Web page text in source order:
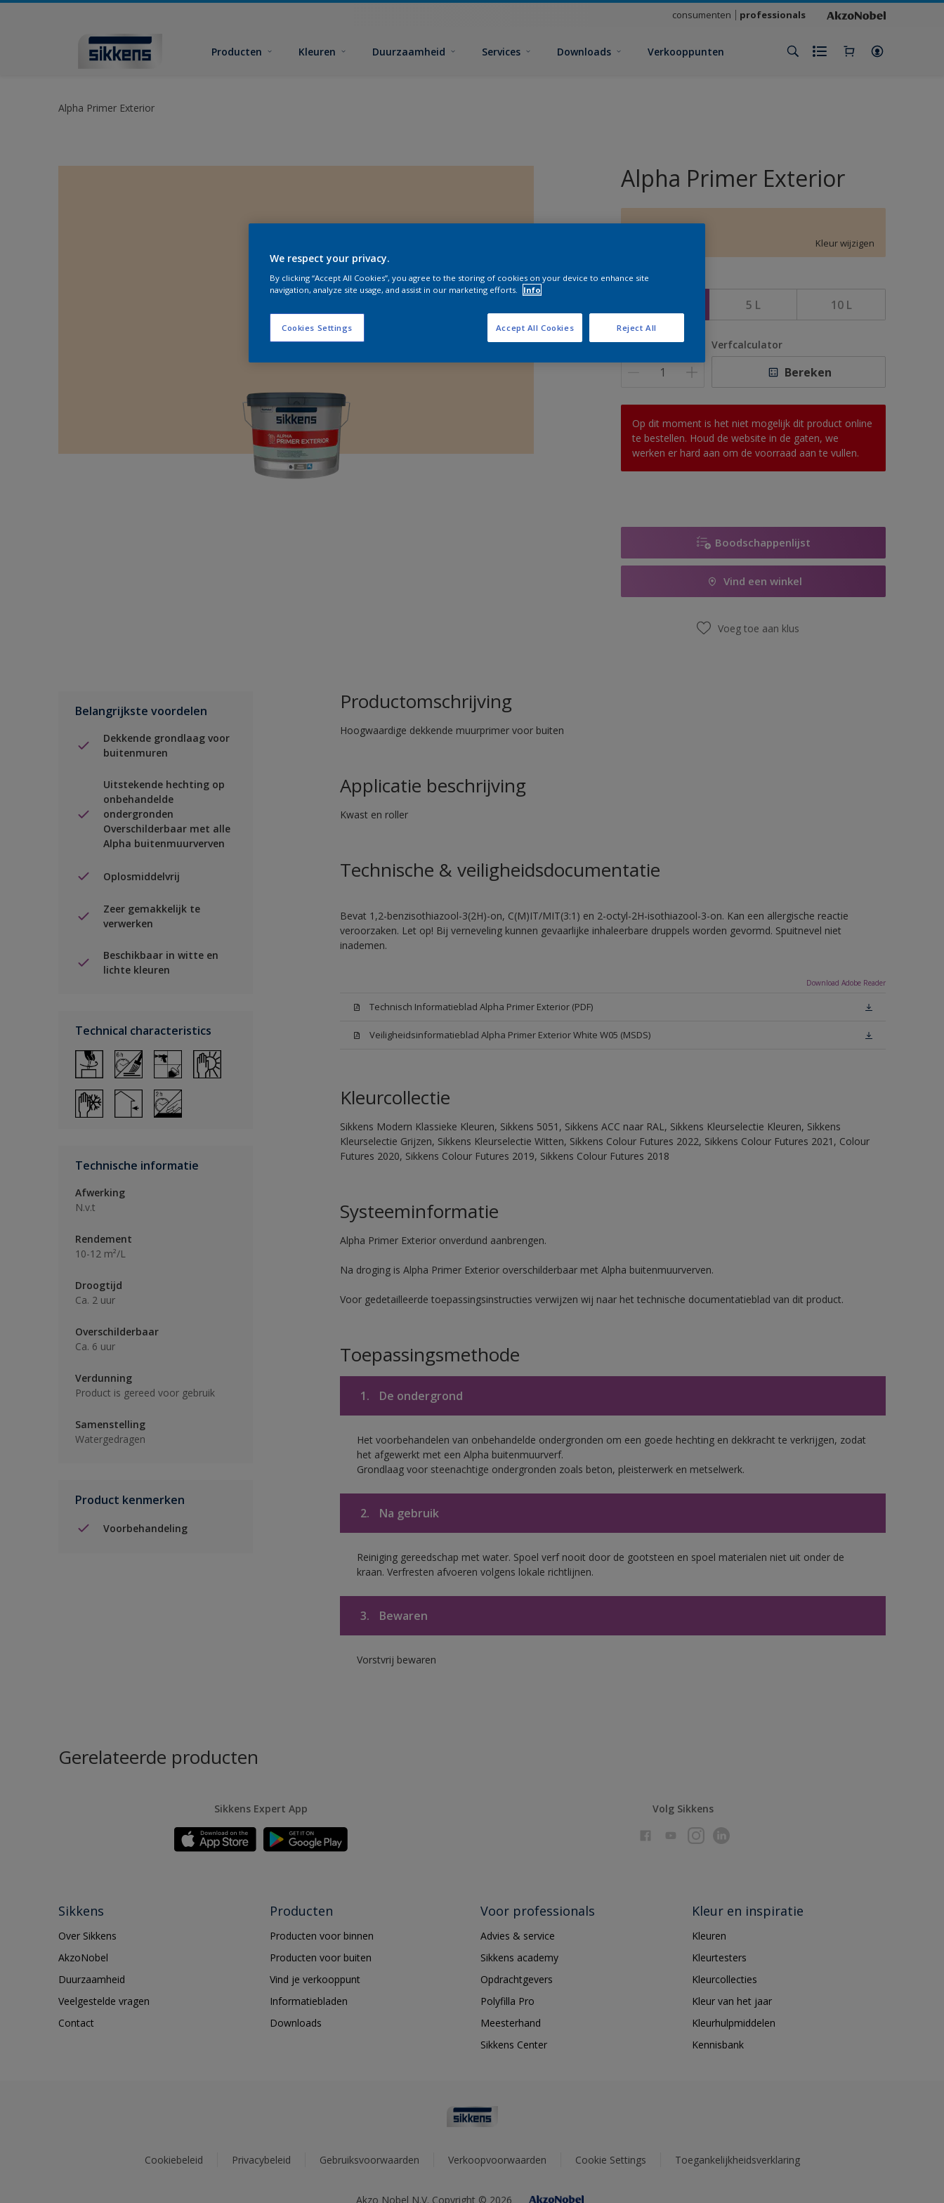
consumenten professionals
Producten Kleuren Duurzaamheid Services Downloads Verkooppunten
Alpha Primer Exterior
Alpha Primer Exterior
E7.11.83
Kleur wijzigen
Grootte
5 L 10 L
Aantal Verfcalculator
Bereken
Op dit moment is het niet mogelijk dit product online
te bestellen. Houd de website in de gaten, we
werken er hard aan om de voorraad aan te vullen.
Boodschappenlijst
Vind een winkel
Voeg toe aan klus
Belangrijkste voordelen
Dekkende grondlaag voor
buitenmuren
Uitstekende hechting op
onbehandelde
ondergronden
Overschilderbaar met alle
Alpha buitenmuurverven
Oplosmiddelvrij
Zeer gemakkelijk te
verwerken
Beschikbaar in witte en
lichte kleuren
Technical characteristics
Technische informatie
Afwerking
N.v.t
Rendement
10-12 m²/L
Droogtijd
Ca. 2 uur
Overschilderbaar
Ca. 6 uur
Verdunning
Product is gereed voor gebruik
Samenstelling
Watergedragen
Product kenmerken
Voorbehandeling
Productomschrijving
Hoogwaardige dekkende muurprimer voor buiten
Applicatie beschrijving
Kwast en roller
Technische & veiligheidsdocumentatie
Bevat 1,2-benzisothiazool-3(2H)-on, C(M)IT/MIT(3:1) en 2-octyl-2H-isothiazool-3-on. Kan een allergische reactie
veroorzaken. Let op! Bij verneveling kunnen gevaarlijke inhaleerbare druppels worden gevormd. Spuitnevel niet
inademen.
Download Adobe Reader
Technisch Informatieblad Alpha Primer Exterior (PDF)
Veiligheidsinformatieblad Alpha Primer Exterior White W05 (MSDS)
Kleurcollectie
Sikkens Modern Klassieke Kleuren, Sikkens 5051, Sikkens ACC naar RAL, Sikkens Kleurselectie Kleuren, Sikkens
Kleurselectie Grijzen, Sikkens Kleurselectie Witten, Sikkens Colour Futures 2022, Sikkens Colour Futures 2021, Colour
Futures 2020, Sikkens Colour Futures 2019, Sikkens Colour Futures 2018
Systeeminformatie
Alpha Primer Exterior onverdund aanbrengen.
Na droging is Alpha Primer Exterior overschilderbaar met Alpha buitenmuurverven.
Voor gedetailleerde toepassingsinstructies verwijzen wij naar het technische documentatieblad van dit product.
Toepassingsmethode
1. De ondergrond
Het voorbehandelen van onbehandelde ondergronden om een goede hechting en dekkracht te verkrijgen, zodat
het afgewerkt met een Alpha buitenmuurverf.
Grondlaag voor steenachtige ondergronden zoals beton, pleisterwerk en metselwerk.
2. Na gebruik
Reiniging gereedschap met water. Spoel verf nooit door de gootsteen en spoel materialen niet uit onder de
kraan. Verfresten afvoeren volgens lokale richtlijnen.
3. Bewaren
Vorstvrij bewaren
Gerelateerde producten
Sikkens Expert App Volg Sikkens
Sikkens
Over Sikkens
AkzoNobel
Duurzaamheid
Veelgestelde vragen
Contact
Producten
Producten voor binnen
Producten voor buiten
Vind je verkooppunt
Informatiebladen
Downloads
Voor professionals
Advies & service
Sikkens academy
Opdrachtgevers
Polyfilla Pro
Meesterhand
Sikkens Center
Kleur en inspiratie
Kleuren
Kleurtesters
Kleurcollecties
Kleur van het jaar
Kleurhulpmiddelen
Kennisbank
Cookiebeleid Privacybeleid Gebruiksvoorwaarden Verkoopvoorwaarden Cookie Settings Toegankelijkheidsverklaring
Akzo Nobel N.V. Copyright © 2026
We respect your privacy.
By clicking “Accept All Cookies”, you agree to the storing of cookies on your device to enhance site
navigation, analyze site usage, and assist in our marketing efforts.
Info
Cookies Settings Reject All
Accept All Cookies